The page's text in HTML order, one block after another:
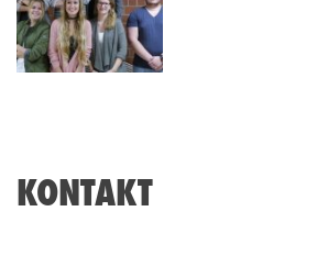
KONTAKT